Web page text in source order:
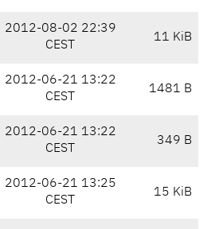
2012-08-02 22:39
CEST
11 KiB
2012-06-21 13:22
CEST
1481 B
2012-06-21 13:22
CEST
349 B
2012-06-21 13:25
CEST
15 KiB